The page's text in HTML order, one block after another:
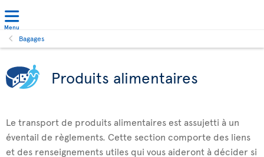
Menu
Bagages
Produits alimentaires
Le transport de produits alimentaires est assujetti à un
éventail de règlements. Cette section comporte des liens
et des renseignements utiles qui vous aideront à décider si